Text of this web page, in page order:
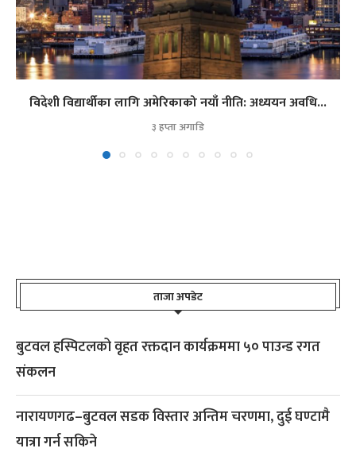
विदेशी विद्यार्थीका लागि अमेरिकाको नयाँ नीति: अध्ययन अवधि...
३ हप्ता अगाडि
ताजा अपडेट
बुटवल हस्पिटलको वृहत रक्तदान कार्यक्रममा ५० पाउन्ड रगत
संकलन
नारायणगढ–बुटवल सडक विस्तार अन्तिम चरणमा, दुई घण्टामै
यात्रा गर्न सकिने